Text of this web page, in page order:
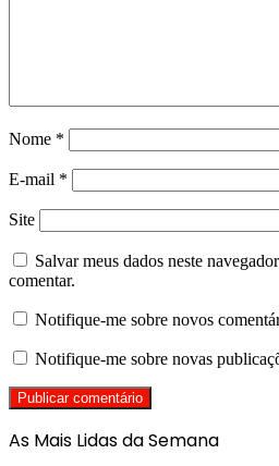
Nome *
E-mail *
Site
Salvar meus dados neste
comentar.
Notifique-me sobre novos
Notifique-me sobre novas
As Mais Lidas da Semana